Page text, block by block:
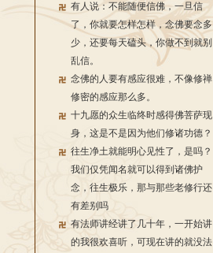
有人说：不能随便信佛，一旦信
了，你就要怎样怎样，念佛要念多
少，还要每天磕头，你做不到就别
乱信。
念佛的人要有感应很难，不像修禅
修密的感应那么多。
十九愿的众生临终时感得佛菩萨现
身，这是不是因为他们修诸功德？
往生净土就能明心见性了，是吗？
我们仅凭闻名就可以得到诸佛护
念，往生极乐，那与那些老修行还
有差别吗
有法师讲经讲了几十年，一开始讲
的我很欢喜听，可现在讲的就没法